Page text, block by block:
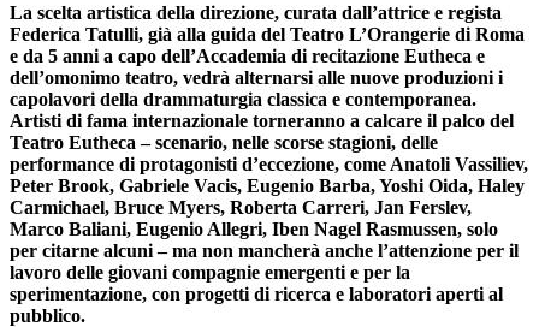
La scelta artistica della direzione, curata dall’attrice e regista
Federica Tatulli, già alla guida del Teatro L’Orangerie di Roma
e da 5 anni a capo dell’Accademia di recitazione Eutheca e
dell’omonimo teatro, vedrà alternarsi alle nuove produzioni i
capolavori della drammaturgia classica e contemporanea.
Artisti di fama internazionale torneranno a calcare il palco del
Teatro Eutheca – scenario, nelle scorse stagioni, delle
performance di protagonisti d’eccezione, come Anatoli Vassiliev,
Peter Brook, Gabriele Vacis, Eugenio Barba, Yoshi Oida, Haley
Carmichael, Bruce Myers, Roberta Carreri, Jan Ferslev,
Marco Baliani, Eugenio Allegri, Iben Nagel Rasmussen, solo
per citarne alcuni – ma non mancherà anche l’attenzione per il
lavoro delle giovani compagnie emergenti e per la
sperimentazione, con progetti di ricerca e laboratori aperti al
pubblico.